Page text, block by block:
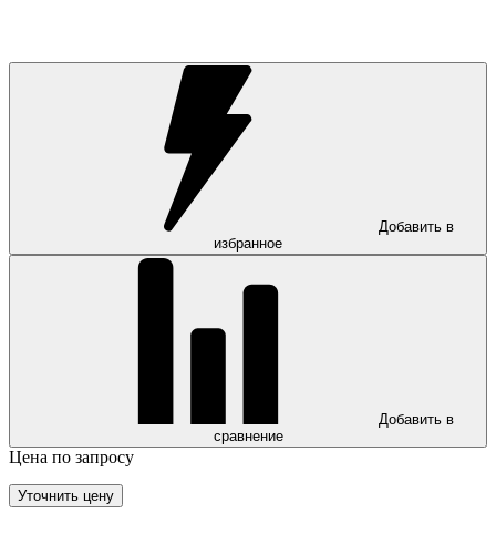
Добавить в
избранное
Добавить в
сравнение
Цена по запросу
Уточнить цену